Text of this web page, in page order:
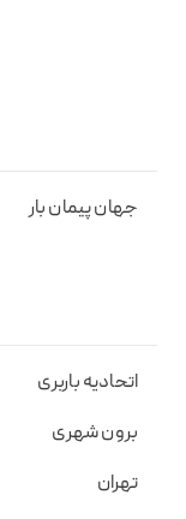
جهان پیمان بار
اتحادیه باربری
برون شهری
تهران